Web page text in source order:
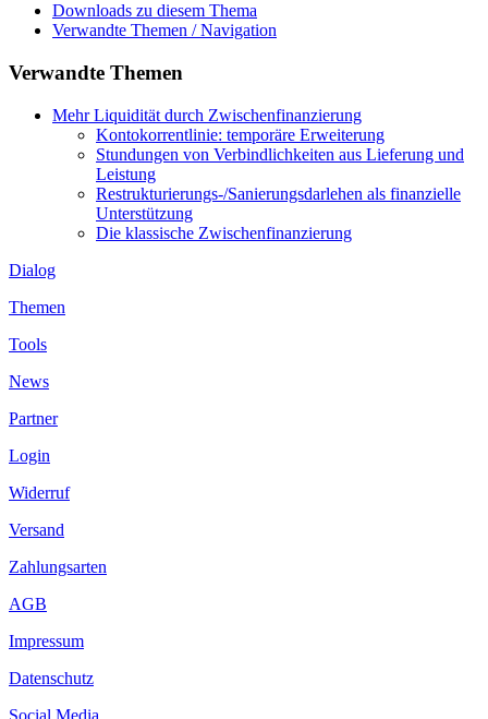
Downloads zu diesem Thema
Verwandte Themen / Navigation
Verwandte Themen
Mehr Liquidität durch Zwischenfinanzierung
Kontokorrentlinie: temporäre Erweiterung
Stundungen von Verbindlichkeiten aus Lieferung und
Leistung
Restrukturierungs-/Sanierungsdarlehen als finanzielle
Unterstützung
Die klassische Zwischenfinanzierung
Dialog
Themen
Tools
News
Partner
Login
Widerruf
Versand
Zahlungsarten
AGB
Impressum
Datenschutz
Social Media